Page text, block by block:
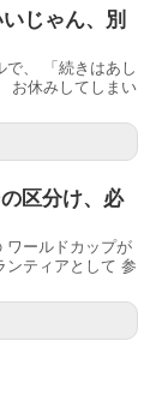
じゃん、別
で、 「続きはあし
お休みしてしまい
区分け、必
ワールドカップが
ンティアとして 参